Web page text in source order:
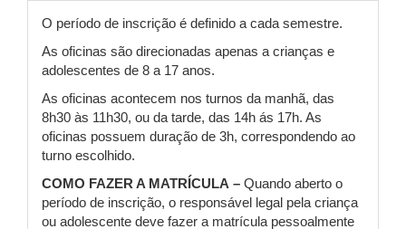
O período de inscrição é definido a cada semestre.
As oficinas são direcionadas apenas a crianças e
adolescentes de 8 a 17 anos.
As oficinas acontecem nos turnos da manhã, das
8h30 às 11h30, ou da tarde, das 14h ás 17h. As
oficinas possuem duração de 3h, correspondendo ao
turno escolhido.
COMO FAZER A MATRÍCULA – Quando aberto o
período de inscrição, o responsável legal pela criança
ou adolescente deve fazer a matrícula pessoalmente